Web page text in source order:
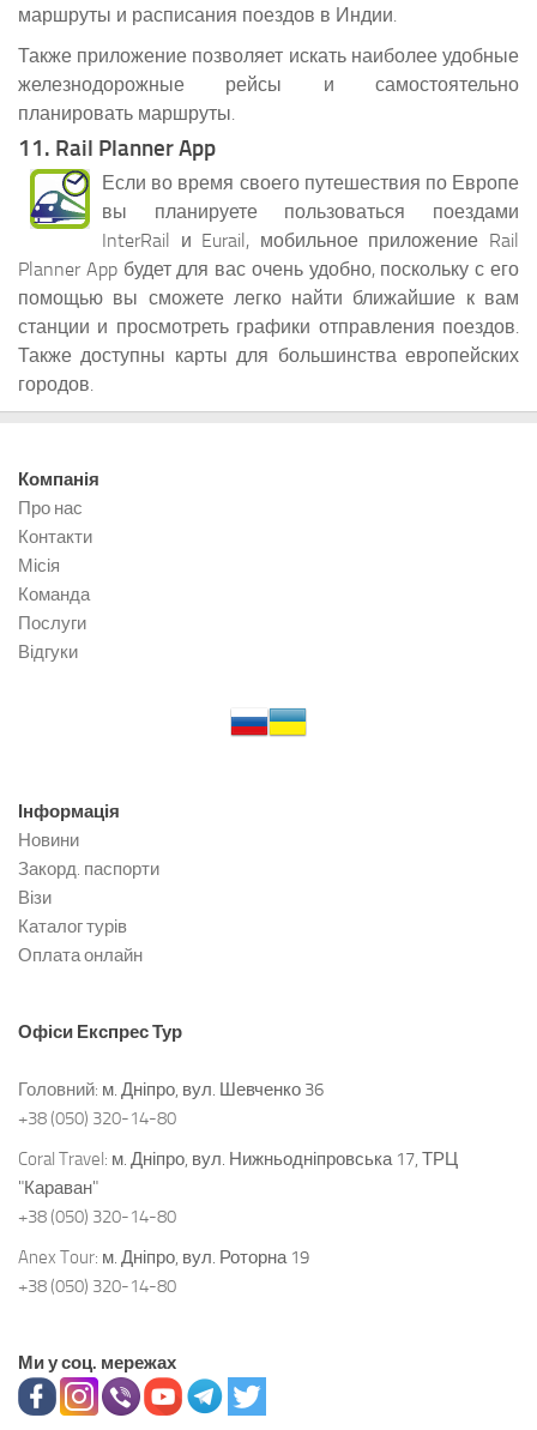
маршруты и расписания поездов в Индии.
Также приложение позволяет искать наиболее удобные
железнодорожные рейсы и самостоятельно
планировать маршруты.
11. Rail Planner App
Если во время своего путешествия по Европе
вы планируете пользоваться поездами
InterRail и Eurail, мобильное приложение Rail
Planner App будет для вас очень удобно, поскольку с его
помощью вы сможете легко найти ближайшие к вам
станции и просмотреть графики отправления поездов.
Также доступны карты для большинства европейских
городов.
Компанія
Про нас
Контакти
Місія
Команда
Послуги
Відгуки
Інформація
Новини
Закорд. паспорти
Візи
Каталог турів
Оплата онлайн
Офіси Експрес Тур
Головний: м. Дніпро, вул. Шевченко 36
+38 (050) 320-14-80
Coral Travel: м. Дніпро, вул. Нижньодніпровська 17, ТРЦ
"Караван"
+38 (050) 320-14-80
Anex Tour: м. Дніпро, вул. Роторна 19
+38 (050) 320-14-80
Ми у соц. мережах